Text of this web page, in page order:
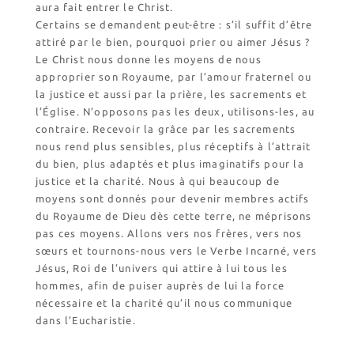
aura fait entrer le Christ.
Certains se demandent peut-être : s’il suffit d’être
attiré par le bien, pourquoi prier ou aimer Jésus ?
Le Christ nous donne les moyens de nous
approprier son Royaume, par l’amour fraternel ou
la justice et aussi par la prière, les sacrements et
l’Église. N’opposons pas les deux, utilisons-les, au
contraire. Recevoir la grâce par les sacrements
nous rend plus sensibles, plus réceptifs à l’attrait
du bien, plus adaptés et plus imaginatifs pour la
justice et la charité. Nous à qui beaucoup de
moyens sont donnés pour devenir membres actifs
du Royaume de Dieu dès cette terre, ne méprisons
pas ces moyens. Allons vers nos frères, vers nos
sœurs et tournons-nous vers le Verbe Incarné, vers
Jésus, Roi de l’univers qui attire à lui tous les
hommes, afin de puiser auprès de lui la force
nécessaire et la charité qu’il nous communique
dans l’Eucharistie.